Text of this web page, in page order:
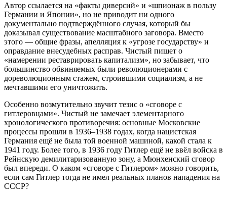
Автор ссылается на «факты диверсий» и «шпионаж в пользу
Германии и Японии», но не приводит ни одного
документально подтверждённого случая, который бы
доказывал существование масштабного заговора. Вместо
этого — общие фразы, апелляция к «угрозе государству» и
оправдание внесудебных расправ. Чистый пишет о
«намерении реставрировать капитализм», но забывает, что
большинство обвиняемых были революционерами с
дореволюционным стажем, строившими социализм, а не
мечтавшими его уничтожить.
Особенно возмутительно звучит тезис о «сговоре с
гитлеровцами». Чистый не замечает элементарного
хронологического противоречия: основные Московские
процессы прошли в 1936–1938 годах, когда нацистская
Германия ещё не была той военной машиной, какой стала к
1941 году. Более того, в 1936 году Гитлер ещё не ввёл войска в
Рейнскую демилитаризованную зону, а Мюнхенский сговор
был впереди. О каком «сговоре с Гитлером» можно говорить,
если сам Гитлер тогда не имел реальных планов нападения на
СССР?